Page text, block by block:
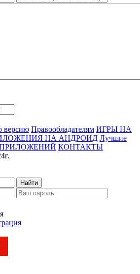
версию Правообладателям ИГРЫ НА
НА АНДРОИД Лучшие
КОНТАКТЫ
Найти